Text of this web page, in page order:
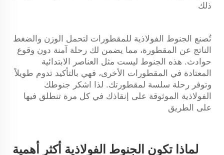
ذلك
تُصنع الجنوط الفولاذية للمقطورات لتحمل الوزن والضغط
الناتج عن المقطورة، مما يضمن لك رحلة آمنة دون وقوع
حوادث. هذه الجنوط ليست مثل العناصر الابتدائية
المعتادة في المقطورات الأخرى، فهي بالتأكيد تدوم طويلاً
وتوفر رحلة سلسة لمقطورتك. لذا اشكر جنوطك
الفولاذية الموثوقة على إنقاذك في كل مرة تنطلق فيها
على الطريق
لماذا تكون الجنوط الفولاذية أكثر أهمية